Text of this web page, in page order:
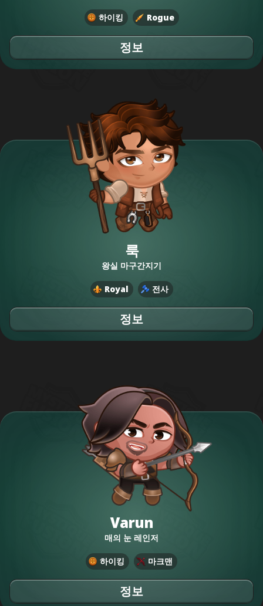
하이킹 Rogue
정보
룩
왕실 마구간지기
Royal 전사
정보
Varun
매의 눈 레인저
하이킹 마크맨
정보